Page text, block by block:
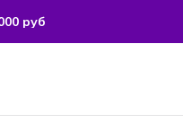
руб
руб